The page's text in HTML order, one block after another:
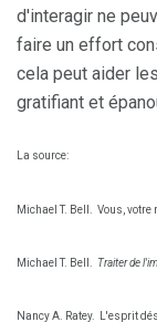
d'interagir ne
faire un effort
cela peut aider
gratifiant et
La source:
Michael T. Bell. Vous, votre
Michael T. Bell. Traiter de
Nancy A. Ratey. L'esprit